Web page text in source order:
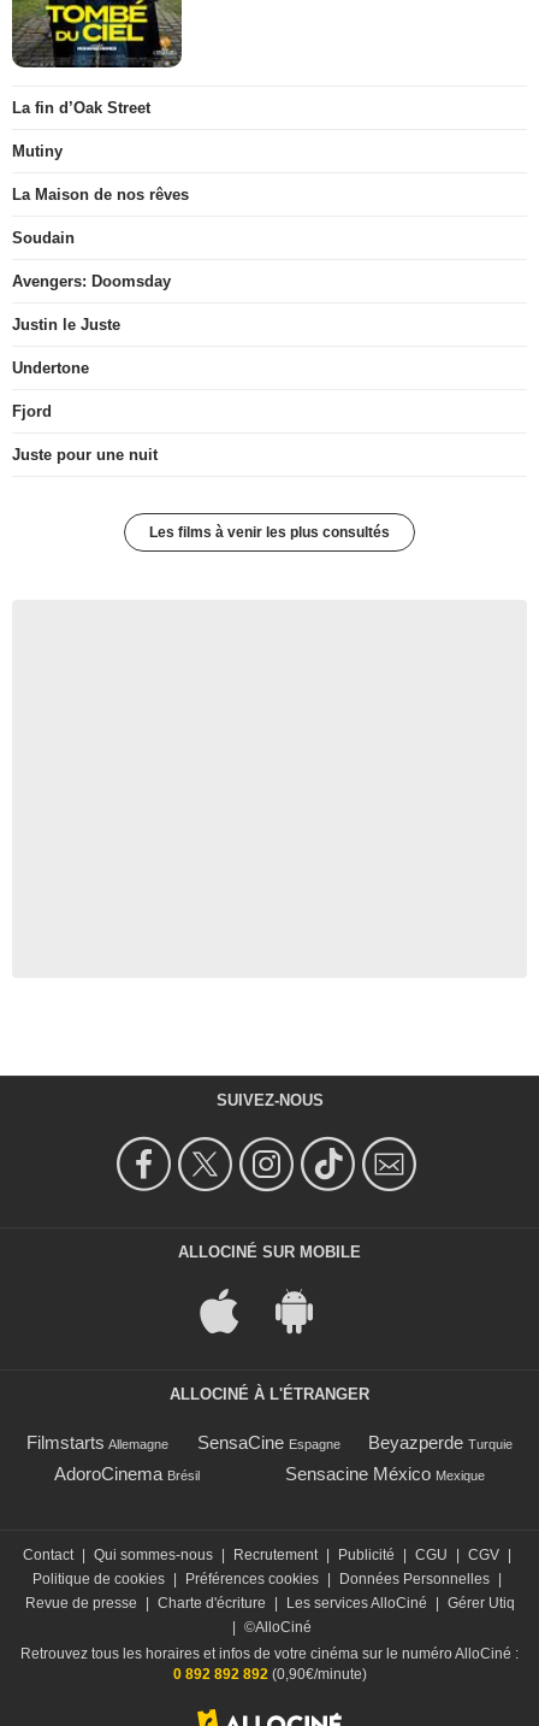
La fin d’Oak Street
Mutiny
La Maison de nos rêves
Soudain
Avengers: Doomsday
Justin le Juste
Undertone
Fjord
Juste pour une nuit
Les films à venir les plus consultés
SUIVEZ-NOUS
ALLOCINÉ SUR MOBILE
ALLOCINÉ À L'ÉTRANGER
Filmstarts Allemagne SensaCine Espagne Beyazperde Turquie
AdoroCinema Brésil Sensacine México Mexique
Contact | Qui sommes-nous | Recrutement | Publicité | CGU | CGV |
Politique de cookies | Préférences cookies | Données Personnelles |
Revue de presse
| Charte d'écriture | Les services AlloCiné | Gérer Utiq
| ©AlloCiné
Retrouvez tous les horaires et infos de votre cinéma sur le numéro AlloCiné :
0 892 892 892(0,90€/minute)